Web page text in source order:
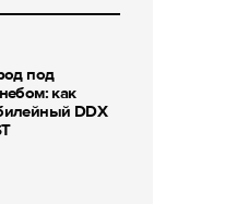
под
как
DDX